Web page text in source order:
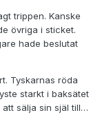
trippen. Kanske
övriga i sticket.
hade beslutat
Tyskarnas röda
starkt i baksätet
sälja sin själ till…